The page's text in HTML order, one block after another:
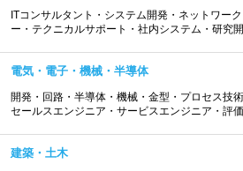
ITコンサルタント・システム開発・ネットワー
ー・テクニカルサポート・社内システム・研究
電気・電子・機械・半導体
開発・回路・半導体・機械・金型・プロセス技
セールスエンジニア・サービスエンジニア・評
建築・土木